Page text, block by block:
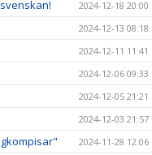
2024-12-18 20:00
2024-12-13 08:18
2024-12-11 11:41
2024-12-06 09:33
2024-12-05 21:21
2024-12-03 21:57
2024-11-28 12:06